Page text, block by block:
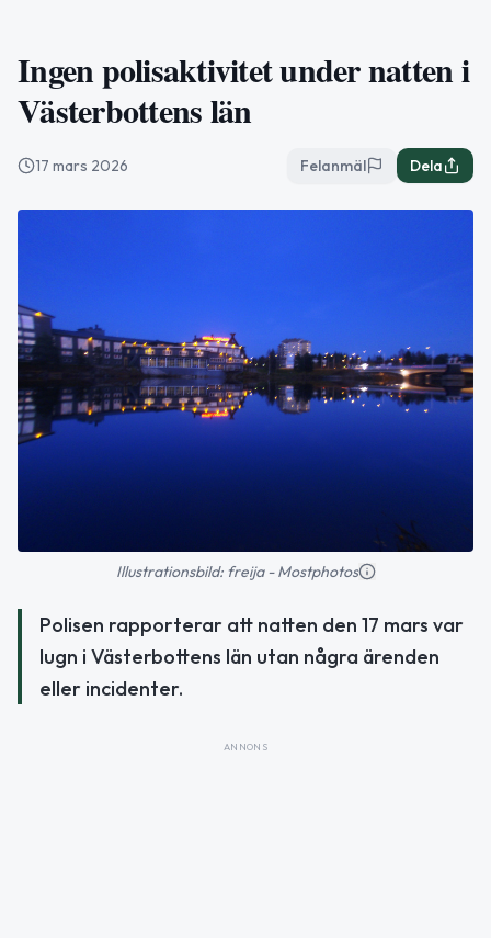
Ingen polisaktivitet under natten i
Västerbottens län
17 mars 2026 Felanmäl Dela
Illustrationsbild: freija - Mostphotos
Polisen rapporterar att natten den 17 mars var
lugn i Västerbottens län utan några ärenden
eller incidenter.
ANNONS